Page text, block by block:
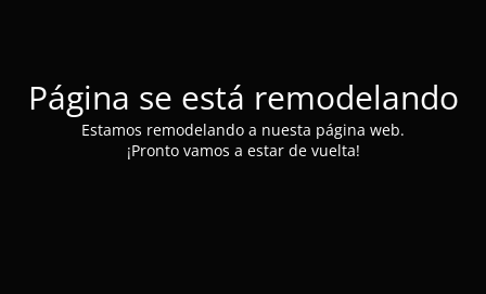
Página se está remodelando
Estamos remodelando a nuesta página web.
¡Pronto vamos a estar de vuelta!